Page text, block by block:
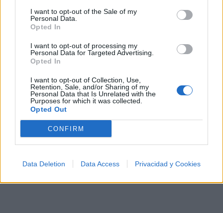
I want to opt-out of the Sale of my
Personal Data.
Opted In
I want to opt-out of processing my
Personal Data for Targeted Advertising.
Opted In
I want to opt-out of Collection, Use,
Retention, Sale, and/or Sharing of my
Personal Data that Is Unrelated with the
Purposes for which it was collected.
Opted Out
CONFIRM
Data Deletion Data Access Privacidad y Cookies
Añadir un comentario ...
esta colección para tu próxima noche estrellada!
✨⭐
Letras Top Artistas Playlists
N O P Q R S T W
Z #